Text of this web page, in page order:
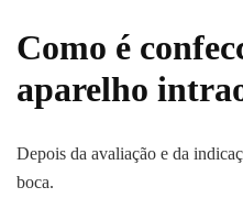
Como é
aparelho
Depois da avaliação e da
boca.